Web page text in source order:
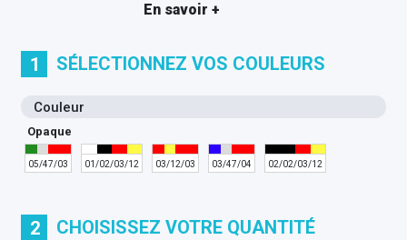
En savoir +
1 SÉLECTIONNEZ VOS COULEURS
Couleur
Opaque
05/47/03 01/02/03/12 03/12/03 03/47/04 02/02/03/12
2 CHOISISSEZ VOTRE QUANTITÉ